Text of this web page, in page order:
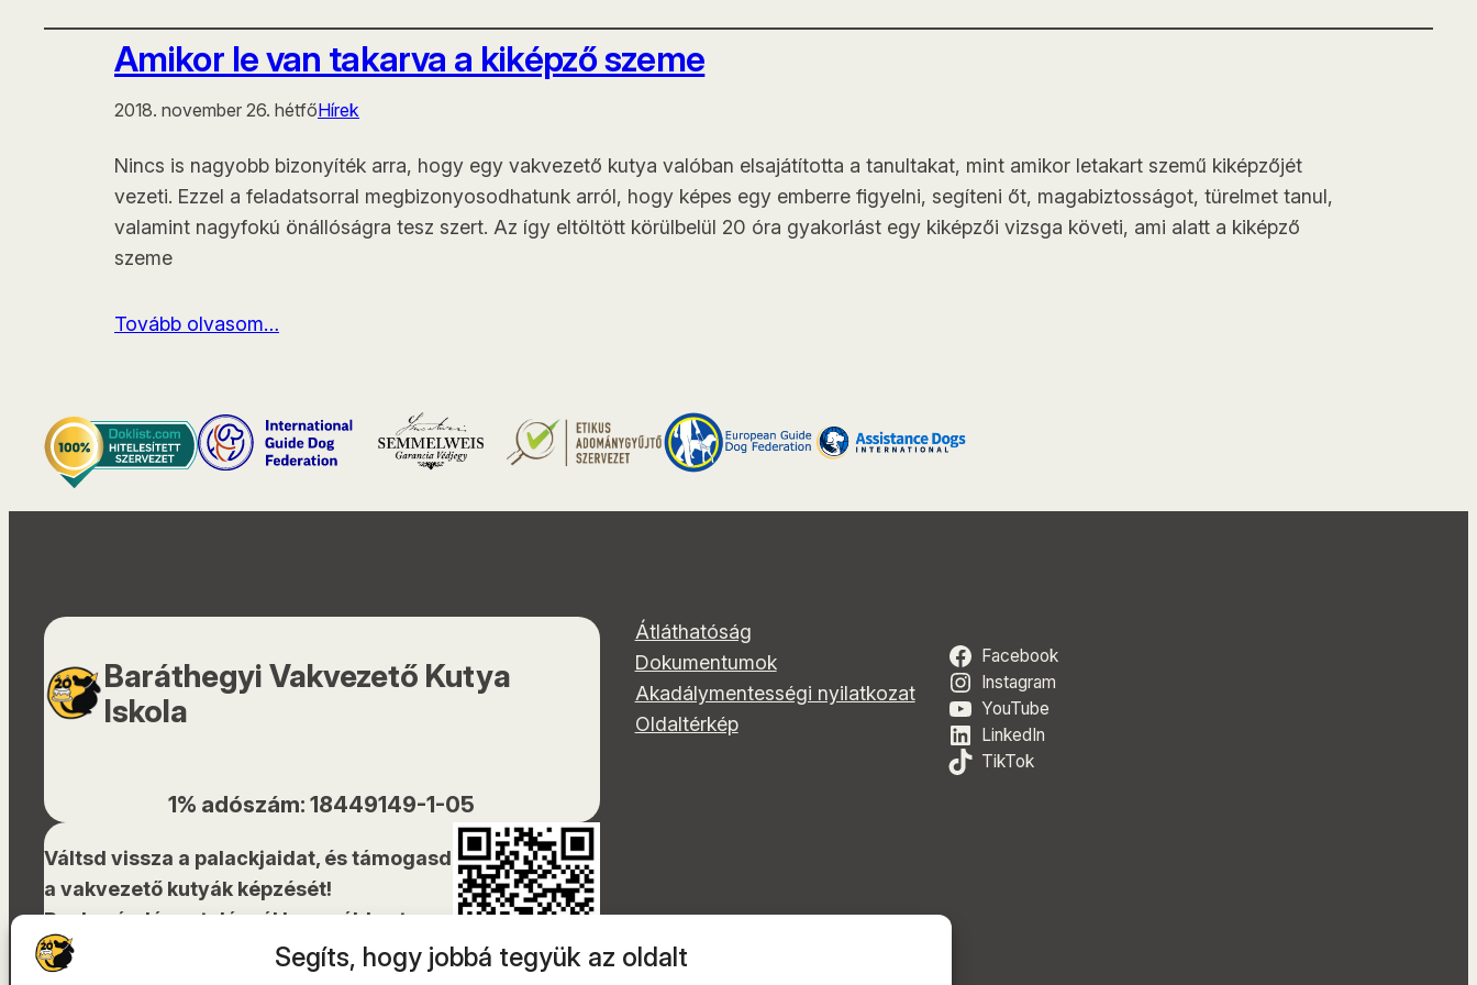
Segíts, hogy jobbá tegyük az oldalt
Amikor le van takarva a kiképző szeme
2018. november 26. hétfőHírek
Nincs is nagyobb bizonyíték arra, hogy egy vakvezető kutya valóban elsajátította a tanultakat, mint amikor letakart szemű kiképzőjét
vezeti. Ezzel a feladatsorral megbizonyosodhatunk arról, hogy képes egy emberre figyelni, segíteni őt, magabiztosságot, türelmet tanul,
valamint nagyfokú önállóságra tesz szert. Az így eltöltött körülbelül 20 óra gyakorlást egy kiképzői vizsga követi, ami alatt a kiképző
szeme
Tovább olvasom…
Baráthegyi Vakvezető Kutya
Iskola
1% adószám: 18449149-1-05
Váltsd vissza a palackjaidat, és támogasd
a vakvezető kutyák képzését!
Bankszámlára utalásnál használd ezt a
QR-kódot!
Átláthatóság
Dokumentumok
Akadálymentességi nyilatkozat
Oldaltérkép
Facebook
Instagram
YouTube
LinkedIn
TikTok